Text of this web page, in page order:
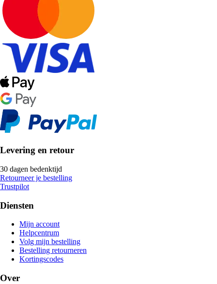
Levering en retour
30 dagen bedenktijd
Retourneer je bestelling
Trustpilot
Diensten
Mijn account
Helpcentrum
Volg mijn bestelling
Bestelling retourneren
Kortingscodes
Over